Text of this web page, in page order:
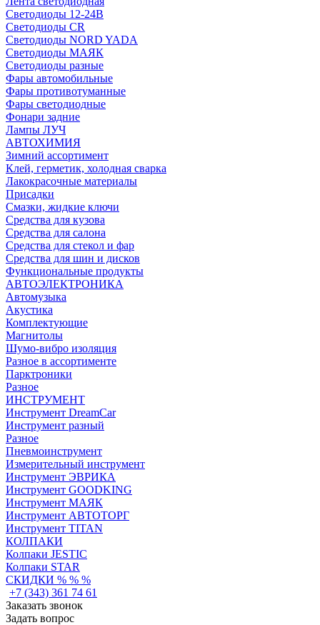
Светодиоды 12-24В
Светодиоды CR
Светодиоды NORD YADA
Светодиоды МАЯК
Светодиоды разные
Фары автомобильные
Фары противотуманные
Фары светодиодные
Фонари задние
Лампы ЛУЧ
АВТОХИМИЯ
Зимний ассортимент
Клей, герметик, холодная сварка
Лакокрасочные материалы
Присадки
Смазки, жидкие ключи
Средства для кузова
Средства для салона
Средства для стекол и фар
Средства для шин и дисков
Функциональные продукты
АВТОЭЛЕКТРОНИКА
Автомузыка
Акустика
Комплектующие
Магнитолы
Шумо-вибро изоляция
Разное в ассортименте
Парктроники
Разное
ИНСТРУМЕНТ
Инструмент DreamCar
Инструмент разный
Разное
Пневмоинструмент
Измерительный инструмент
Инструмент ЭВРИКА
Инструмент GOODKING
Инструмент МАЯК
Инструмент АВТОТОРГ
Инструмент TITAN
КОЛПАКИ
Колпаки JESTIC
Колпаки STAR
СКИДКИ % % %
+7 (343) 361 74 61
Заказать звонок
Задать вопрос